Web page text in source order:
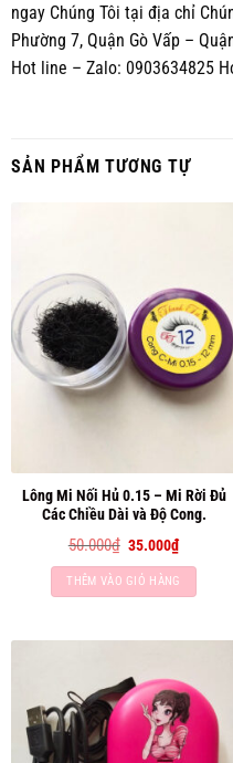
ngay Chúng Tôi tại địa chỉ
Phường 7, Quận Gò Vấp –
Hot line – Zalo: 0903634825
SẢN PHẨM TƯƠNG TỰ
Lông Mi Nối Hủ 0.15 – Mi Rời Đủ
Các Chiều Dài và Độ Cong.
50.000₫ Giá
là:
50.000₫.
35.000₫Giá
hiện
tại
là:
35.000₫.
THÊM VÀO GIỎ HÀNG